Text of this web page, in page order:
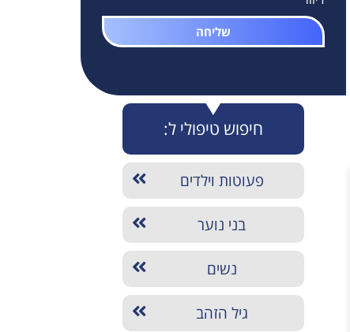
שליחה
חיפוש טיפולי ל:
פעוטות וילדים
בני נוער
נשים
גיל הזהב